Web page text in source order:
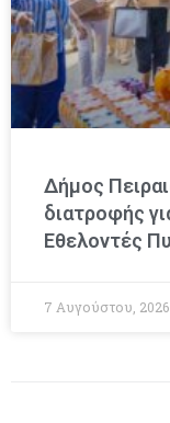
Δήμος
διατροφής
Εθελοντές
7 Αυγούστου, 2026